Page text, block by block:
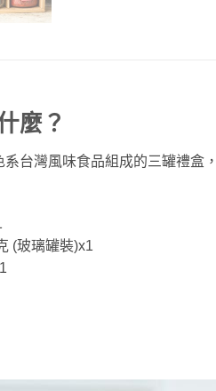
麼？
台灣風味食品組成的三罐禮盒
(玻璃罐裝)x1